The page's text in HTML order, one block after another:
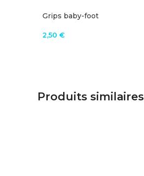
Grips baby-foot
2,50 €
Produits similaires